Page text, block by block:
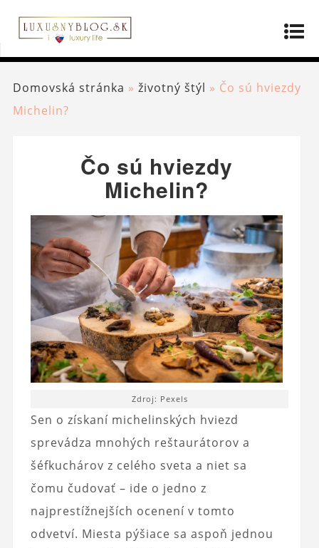
Domovská stránka » životný štýl » Čo sú hviezdy
Michelin?
Čo sú hviezdy
Michelin?
Zdroj: Pexels
Sen o získaní michelinských hviezd
sprevádza mnohých reštaurátorov a
šéfkuchárov z celého sveta a niet sa
čomu čudovať – ide o jedno z
najprestížnejších ocenení v tomto
odvetví. Miesta pýšiace sa aspoň jednou